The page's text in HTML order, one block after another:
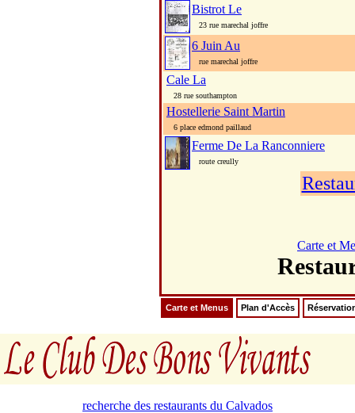
Bistrot Le
23 rue marechal joffre
6 Juin Au
rue marechal joffre
Cale La
28 rue southampton
Hostellerie Saint Martin
6 place edmond paillaud
Ferme De La Ranconniere
route creully
Carte et
Carte et Menus Plan d'Accès
recherche des restaurants du Calvados